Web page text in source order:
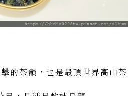
的茶韻，也是最頂世界高山茶